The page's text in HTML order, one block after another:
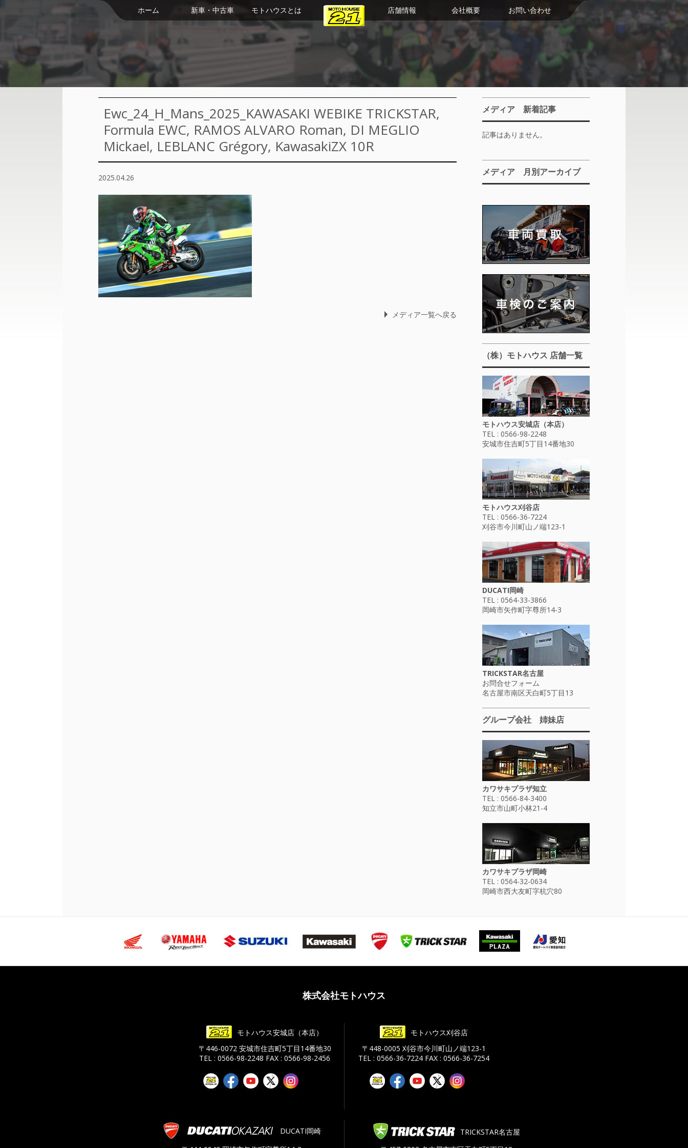
ホーム 新車・中古車 モトハウスとは 店舗情報 会社概要 お問い合わせ
Ewc_24_H_Mans_2025_KAWASAKI WEBIKE TRICKSTAR,
Formula EWC, RAMOS ALVARO Roman, DI MEGLIO
Mickael, LEBLANC Grégory, KawasakiZX 10R
2025.04.26
メディア一覧へ戻る
メディア 新着記事
記事はありません。
メディア 月別アーカイブ
（株）モトハウス 店舗一覧
モトハウス安城店（本店）
TEL : 0566-98-2248
安城市住吉町5丁目14番地30
モトハウス刈谷店
TEL : 0566-36-7224
刈谷市今川町山ノ端123-1
DUCATI岡崎
TEL : 0564-33-3866
岡崎市矢作町字尊所14-3
TRICKSTAR名古屋
お問合せフォーム
名古屋市南区天白町5丁目13
グループ会社 姉妹店
カワサキプラザ知立
TEL : 0566-84-3400
知立市山町小林21-4
カワサキプラザ岡崎
TEL : 0564-32-0634
岡崎市西大友町字杭穴80
株式会社モトハウス
モトハウス安城店（本店）
〒446-0072 安城市住吉町5丁目14番地30
TEL : 0566-98-2248 FAX : 0566-98-2456
モトハウス刈谷店
〒448-0005 刈谷市今川町山ノ端123-1
TEL : 0566-36-7224 FAX : 0566-36-7254
DUCATI岡崎
TRICKSTAR名古屋